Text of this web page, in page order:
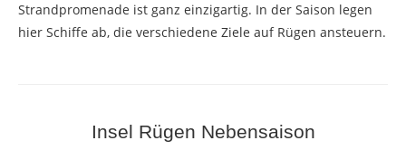
Strandpromenade ist ganz einzigartig. In der Saison legen
hier Schiffe ab, die verschiedene Ziele auf Rügen ansteuern.
Insel Rügen Nebensaison